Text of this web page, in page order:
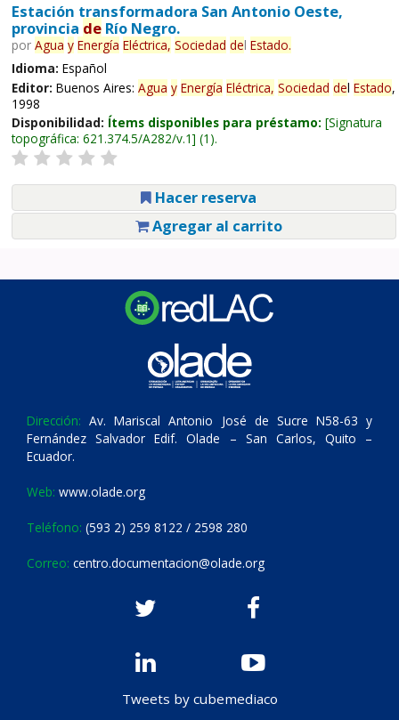
Estación transformadora San Antonio Oeste,
provincia deRío Negro.
por Agua y Energía Eléctrica, Sociedad del Estado.
Idioma: Español
Editor: Buenos Aires: Agua y Energía Eléctrica, Sociedad del Estado,
1998
Disponibilidad: Ítems disponibles para préstamo: Signatura
topográfica: 621.374.5/A282/v.1 (1).
Hacer reserva
Agregar al carrito
Dirección: Av. Mariscal Antonio José de Sucre N58-63 y
Fernández Salvador Edif. Olade – San Carlos, Quito –
Ecuador.
Web: www.olade.org
Teléfono: (593 2) 259 8122 / 2598 280
Correo: centro.documentacion@olade.org
Tweets by cubemediaco